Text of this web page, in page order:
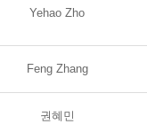
Yehao Zho
Feng Zhang
권혜민